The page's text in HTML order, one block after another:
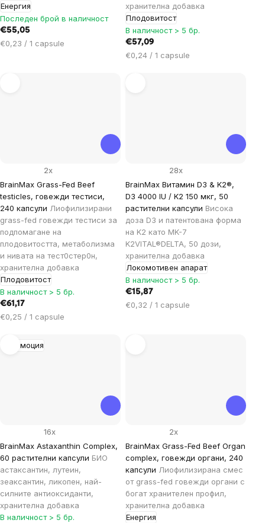
Енергия
Последен брой в наличност
€55,05
Цена
€0,23 / 1 capsule
хранителна добавка
Плодовитост
В наличност > 5 бр.
€57,09
Цена
€0,24 / 1 capsule
BrainMax Grass-Fed Beef
testicles, говежди тестиси,
240 капсули Лиофилизирани
grass-fed говежди тестиси за
подпомагане на
плодовитостта, метаболизма
и нивата на тест0стер0н,
хранителна добавка
Плодовитост
2x
В наличност > 5 бр.
€61,17
Цена
мярка:
€0,25 / 1 capsule
BrainMax Витамин D3 & K2®,
D3 4000 IU / K2 150 мкг, 50
растителни капсули Висока
доза D3 и патентована форма
на K2 като MK-7
K2VITAL®DELTA, 50 дози,
хранителна добавка
Локомотивен апарат
28x
В наличност > 5 бр.
€15,87
Цена
€0,32 / 1 capsule
Промоция
BrainMax Astaxanthin Complex,
60 растителни капсули БИО
астаксантин, лутеин,
зеаксантин, ликопен, най-
силните антиоксиданти,
хранителна добавка
16x
В наличност > 5 бр.
BrainMax Grass-Fed Beef Organ
complex, говежди органи, 240
капсули Лиофилизирана смес
от grass-fed говежди органи с
богат хранителен профил,
хранителна добавка
Енергия
2x